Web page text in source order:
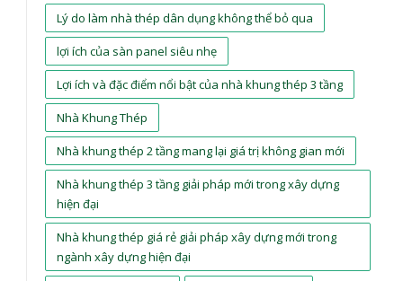
Lý do làm nhà thép dân dụng không thể bỏ qua
lợi ích của sàn panel siêu nhẹ
Lợi ích và đặc điểm nổi bật của nhà khung thép 3 tầng
Nhà Khung Thép
Nhà khung thép 2 tầng mang lại giá trị không gian mới
Nhà khung thép 3 tầng giải pháp mới trong xây dựng
hiện đại
Nhà khung thép giá rẻ giải pháp xây dựng mới trong
ngành xây dựng hiện đại